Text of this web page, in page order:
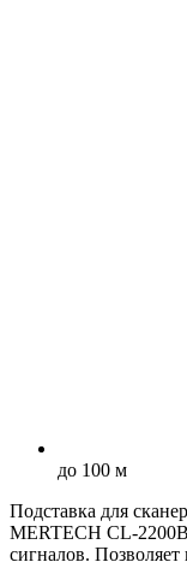
до 100 м
Подставка для
MERTECH CL-
сигналов. Позволяет